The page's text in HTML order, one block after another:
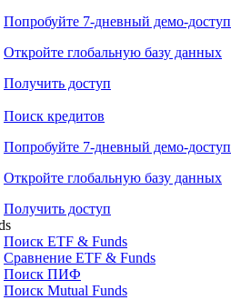
Попробуйте 7-дневный демо-доступ
Откройте глобальную базу данных
Получить доступ
Поиск кредитов
Попробуйте 7-дневный демо-доступ
Откройте глобальную базу данных
Получить доступ
Поиск ETF & Funds
Сравнение ETF & Funds
Поиск ПИФ
Поиск Mutual Funds